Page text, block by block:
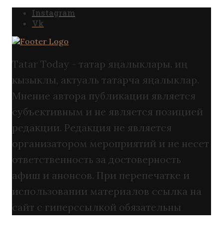
Instagram
Vk
Tatar Today - татар яңалыклары. иң
кызыклы, актуаль татарча яңалыклар.
Мнение автора публикации является
субъективным и не является позицией
редакции. Редакция не является
организатором мероприятий и не несет
ответственность за достоверность
афиш и анонсов. При перепечатке и
использовании материалов ссылка на
сайт с гиперссылкой обязательны